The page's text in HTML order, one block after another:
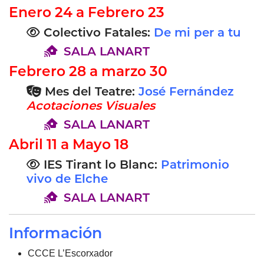
Enero 24 a Febrero 23
Colectivo Fatales: De mi per a tu
SALA LANART
Febrero 28 a marzo 30
Mes del Teatre: José Fernández
Acotaciones Visuales
SALA LANART
Abril 11 a Mayo 18
IES Tirant lo Blanc: Patrimonio
vivo de Elche
SALA LANART
Información
CCCE L’Escorxador